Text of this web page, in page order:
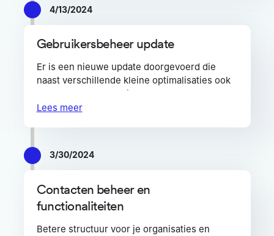
Instellingen > Contacten (voor Premium
Gebruikersbeheer update
Er is een nieuwe update doorgevoerd die
naast verschillende kleine optimalisaties ook
een verbeterd gebruikersbeheer
implementeert. Je vindt het gebruikersbeheer
Hieronder een overzicht van de belangrijkste
Nieuwe interface
Meer controle over gebruikers
Lees meer
4/13/2024
Contacten beheer en
functionaliteiten
Betere structuur voor je organisaties en
3/30/2024